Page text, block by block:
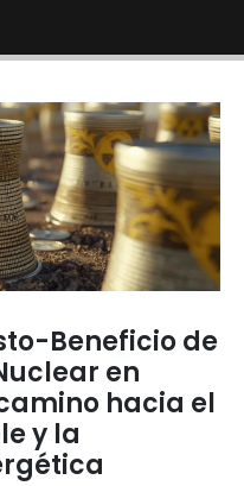
Beneficio de
en
hacia el
y la